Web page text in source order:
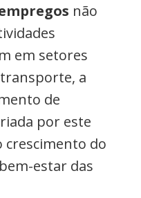
não
em setores
a
de
por este
do
estar das